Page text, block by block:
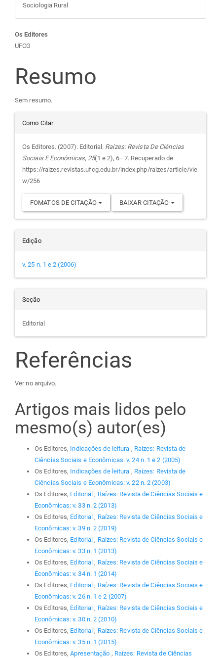
Sociologia Rural
Conteúdo
do
artigo
principal
Os Editores
UFCG
Resumo
Sem resumo.
Detalhes
do
artigo
Como Citar
Os Editores. (2007). Editorial. Raízes: Revista De Ciências
Sociais E Econômicas, 25(1 e 2), 6–7. Recuperado de
https://raizes.revistas.ufcg.edu.br/index.php/raizes/article/vie
w/256
FOMATOS DE CITAÇÃO BAIXAR CITAÇÃO
Edição
v. 25 n. 1 e 2 (2006)
Seção
Editorial
Referências
Ver no arquivo.
Artigos mais lidos pelo
mesmo(s) autor(es)
Os Editores, Indicações de leitura , Raízes: Revista de
Ciências Sociais e Econômicas: v. 24 n. 1 e 2 (2005)
Os Editores, Indicações de leitura , Raízes: Revista de
Ciências Sociais e Econômicas: v. 22 n. 2 (2003)
Os Editores, Editorial , Raízes: Revista de Ciências Sociais e
Econômicas: v. 33 n. 2 (2013)
Os Editores, Editorial , Raízes: Revista de Ciências Sociais e
Econômicas: v. 39 n. 2 (2019)
Os Editores, Editorial , Raízes: Revista de Ciências Sociais e
Econômicas: v. 33 n. 1 (2013)
Os Editores, Editorial , Raízes: Revista de Ciências Sociais e
Econômicas: v. 34 n. 1 (2014)
Os Editores, Editorial , Raízes: Revista de Ciências Sociais e
Econômicas: v. 26 n. 1 e 2 (2007)
Os Editores, Editorial , Raízes: Revista de Ciências Sociais e
Econômicas: v. 30 n. 2 (2010)
Os Editores, Editorial , Raízes: Revista de Ciências Sociais e
Econômicas: v. 35 n. 1 (2015)
Os Editores,Apresentação , Raízes: Revista de Ciências